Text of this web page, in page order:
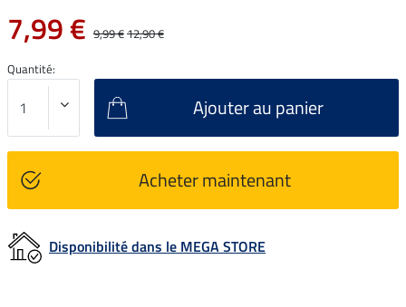
7,99 € 9,99 €12,90 €
Quantité:
Ajouter au panier
Acheter maintenant
Disponibilité dans le MEGA STORE